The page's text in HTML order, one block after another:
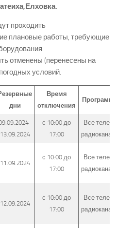
проходить
плановые работы, требующие
отменены (перенесены на
условий.
дни
Время
отключения
13.09.2024
с 10:00 до
17:00
Все теле- и
11.09.2024
с 10:00 до
17:00
Все теле- и
12.09.2024
с 10:00 до
17:00
Все теле- и